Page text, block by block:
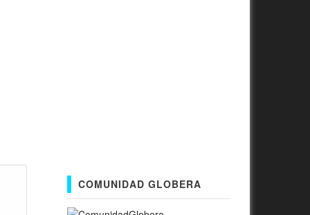
COMUNIDAD GLOBERA